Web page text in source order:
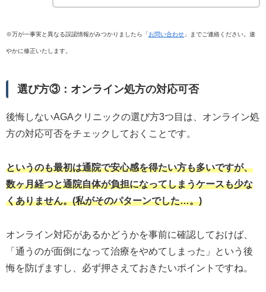
※万が一事実と異なる誤認情報がみつかりましたら「お問い合わせ 」までご連絡ください。速
やかに修正いたします。
選び方③：オンライン処方の対応可否
後悔しないAGAクリニックの選び方3つ目は、オンライン処
方の対応可否をチェックしておくことです。
というのも最初は通院で安心感を得たい方も多いですが、
数ヶ月経つと通院自体が負担になってしまうケースも少な
くありません。(私がそのパターンでした…。)
オンライン対応があるかどうかを事前に確認しておけば、
「通うのが面倒になって治療をやめてしまった」という後
悔を防げますし、必ず押さえておきたいポイントですね。